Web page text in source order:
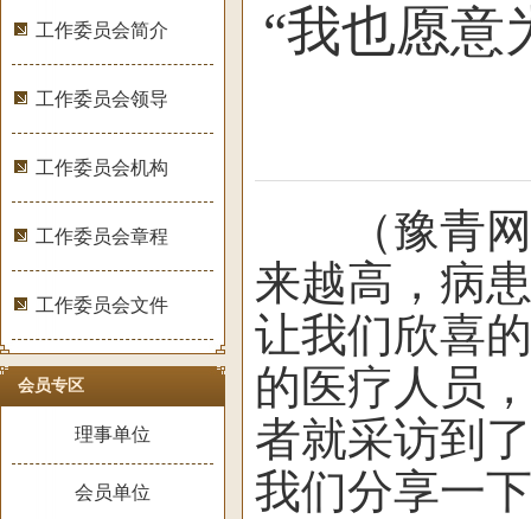
工作委员会简介
工作委员会领导
工作委员会机构
工作委员会章程
工作委员会文件
会员专区
理事单位
会员单位
“我也愿意
（豫青网
来越高，病
让我们欣喜
的医疗人员
者就采访到
我们分享一